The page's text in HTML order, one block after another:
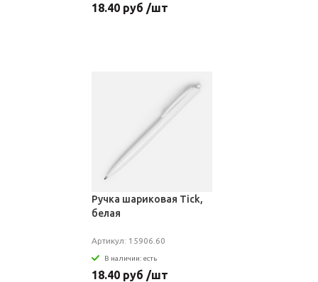
18.40 руб /шт
Ручка шариковая Tick,
белая
Артикул: 15906.60
В наличии: есть
18.40 руб /шт